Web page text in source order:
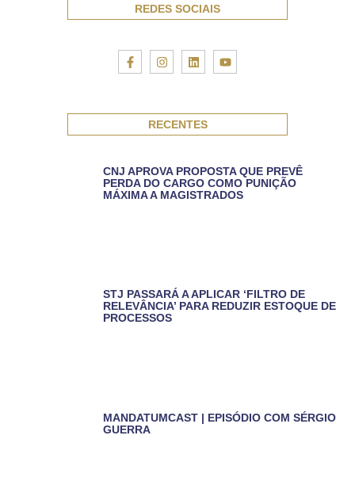
REDES SOCIAIS
RECENTES
CNJ APROVA PROPOSTA QUE PREVÊ
PERDA DO CARGO COMO PUNIÇÃO
MÁXIMA A MAGISTRADOS
STJ PASSARÁ A APLICAR ‘FILTRO DE
RELEVÂNCIA’ PARA REDUZIR ESTOQUE DE
PROCESSOS
MANDATUMCAST | EPISÓDIO COM SÉRGIO
GUERRA